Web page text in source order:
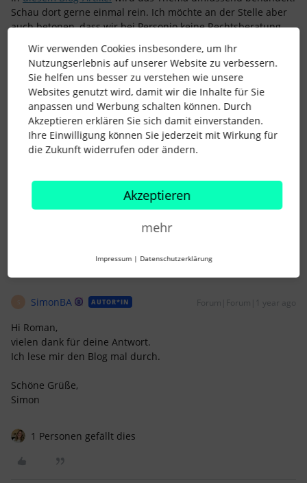
Schau dort gerne einmal rein. Ich möchte an der Stelle aber
auch betonen, dass wir bei Personio keine Rechtsberatung
gegebenenfalls noch einmal mit den entsprechenden Profis
besprechen.
Natürlich ist uns die Barrierefreiheit generell auch ein
wichtiges Anliegen - sollten hier Funktionen fehlen, so
empfehle ich Dir, Dein Feedback direkt in Deinem Personio-
Account über die FunktionFeedback gebeneinzureichen.
Das Feedback kommt dadurch direkt bei den entsprechenden
Liebe Grüße
SimonBA AUTOR*IN Forum|Forum|1 year ago
Hi Roman,
vielen dank für deine Antwort.
Ich lese mir den Blog mal durch.
Schöne Grüße,
Simon
1 Personen gefällt dies
Wir verwenden Cookies insbesondere, um Ihr
Nutzungserlebnis auf unserer Website zu verbessern.
Sie helfen uns besser zu verstehen wie unsere
Websites genutzt wird, damit wir die Inhalte für Sie
anpassen und Werbung schalten können. Durch
Akzeptieren erklären Sie sich damit einverstanden.
Ihre Einwilligung können Sie jederzeit mit Wirkung für
die Zukunft widerrufen oder ändern.
Akzeptieren
mehr
Impressum | Datenschutzerklärung